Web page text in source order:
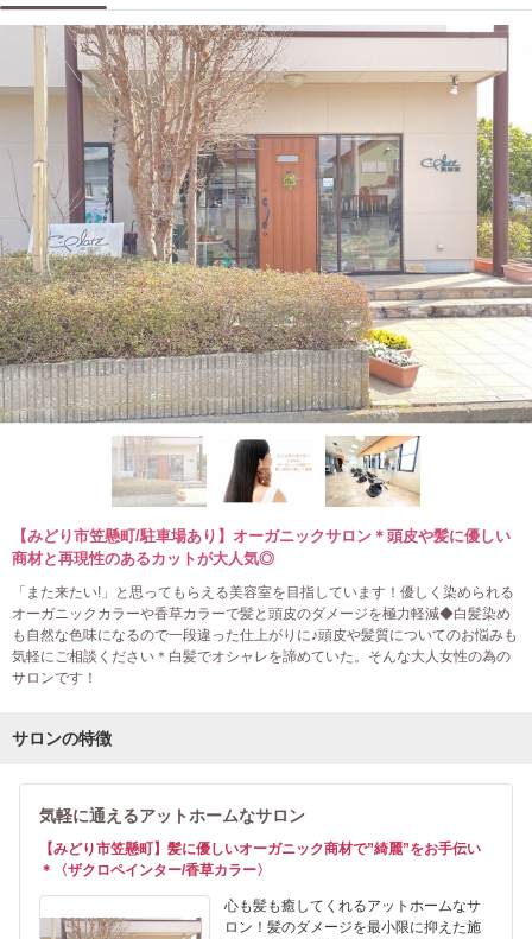
【みどり市笠懸町/駐車場あり】オーガニックサロン＊頭皮や髪に優しい
商材と再現性のあるカットが大人気◎
「また来たい!」と思ってもらえる美容室を目指しています！優しく染められる
オーガニックカラーや香草カラーで髪と頭皮のダメージを極力軽減◆白髪染め
も自然な色味になるので一段違った仕上がりに♪頭皮や髪質についてのお悩みも
気軽にご相談ください＊白髪でオシャレを諦めていた。そんな大人女性の為の
サロンです！
サロンの特徴
気軽に通えるアットホームなサロン
【みどり市笠懸町】髪に優しいオーガニック商材で”綺麗”をお手伝い
＊〈ザクロペインター/香草カラー〉
心も髪も癒してくれるアットホームなサ
ロン！髪のダメージを最小限に抑えた施